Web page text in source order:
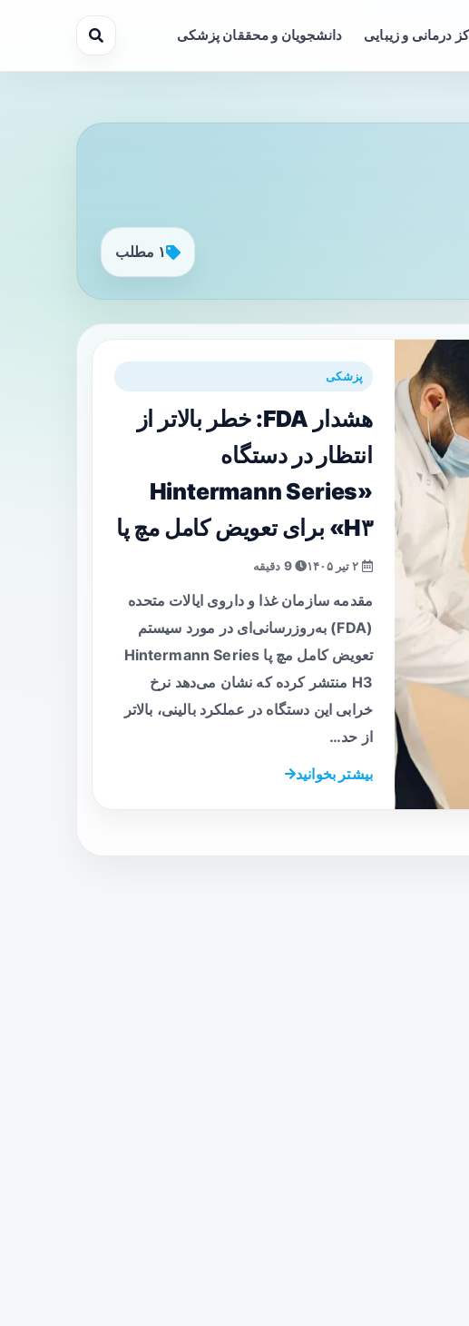
درمانی و زیبایی دانشجویان و محققان پزشکی
۱ مطلب
پزشکی
هشدار FDA: خطر بالاتر از
انتظار در دستگاه
«Hintermann Series
H۳» برای تعویض کامل مچ پا
9 دقیقه
مقدمه سازمان غذا و داروی ایالات متحده
(FDA) به‌روزرسانی‌ای در مورد سیستم
تعویض کامل مچ پا Hintermann Series
H3 منتشر کرده که نشان می‌دهد نرخ
خرابی این دستگاه در عملکرد بالینی، بالاتر
از حد…
بیشتر بخوانید